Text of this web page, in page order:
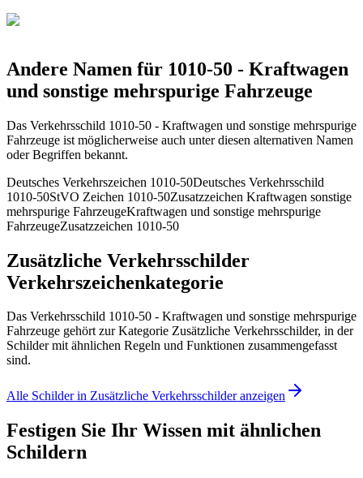
Andere Namen für 1010-50 - Kraftwagen
und sonstige mehrspurige Fahrzeuge
Das Verkehrsschild 1010-50 - Kraftwagen und sonstige mehrspurige
Fahrzeuge ist möglicherweise auch unter diesen alternativen Namen
oder Begriffen bekannt.
Deutsches Verkehrszeichen 1010-50Deutsches Verkehrsschild
1010-50StVO Zeichen 1010-50Zusatzzeichen Kraftwagen sonstige
mehrspurige FahrzeugeKraftwagen und sonstige mehrspurige
FahrzeugeZusatzzeichen 1010-50
Zusätzliche Verkehrsschilder
Verkehrszeichenkategorie
Das Verkehrsschild 1010-50 - Kraftwagen und sonstige mehrspurige
Fahrzeuge gehört zur Kategorie Zusätzliche Verkehrsschilder, in der
Schilder mit ähnlichen Regeln und Funktionen zusammengefasst
sind.
Alle Schilder in Zusätzliche Verkehrsschilder anzeigen
Festigen Sie Ihr Wissen mit ähnlichen
Schildern